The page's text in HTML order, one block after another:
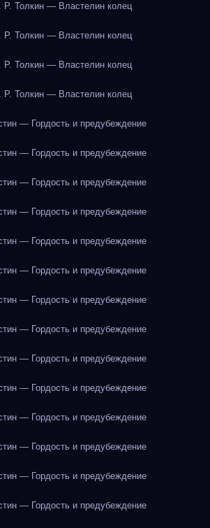
Р. Толкин — Властелин колец
Р. Толкин — Властелин колец
Р. Толкин — Властелин колец
Р. Толкин — Властелин колец
— Гордость и предубеждение
— Гордость и предубеждение
— Гордость и предубеждение
— Гордость и предубеждение
— Гордость и предубеждение
— Гордость и предубеждение
— Гордость и предубеждение
— Гордость и предубеждение
— Гордость и предубеждение
— Гордость и предубеждение
— Гордость и предубеждение
— Гордость и предубеждение
— Гордость и предубеждение
— Гордость и предубеждение